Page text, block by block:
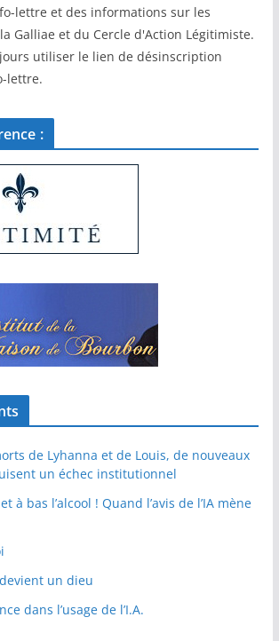
lettre et des informations sur les
Galliae et du Cercle d'Action Légitimiste.
utiliser le lien de désinscription
lettre.
:
de Lyhanna et de Louis, de nouveaux
un échec institutionnel
à bas l’alcool ! Quand l’avis de l’IA mène
un dieu
dans l’usage de l’I.A.